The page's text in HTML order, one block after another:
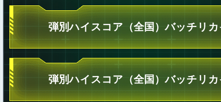
弾別ハイスコア（全国）バッチリ
弾別ハイスコア（全国）バッチリ